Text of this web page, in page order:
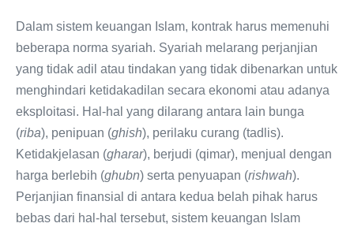
Dalam sistem keuangan Islam, kontrak harus memenuhi
beberapa norma syariah. Syariah melarang perjanjian
yang tidak adil atau tindakan yang tidak dibenarkan untuk
menghindari ketidakadilan secara ekonomi atau adanya
eksploitasi. Hal-hal yang dilarang antara lain bunga
(riba), penipuan (ghish), perilaku curang (tadlis).
Ketidakjelasan (gharar), berjudi (qimar), menjual dengan
harga berlebih (ghubn) serta penyuapan (rishwah).
Perjanjian finansial di antara kedua belah pihak harus
bebas dari hal-hal tersebut, sistem keuangan Islam